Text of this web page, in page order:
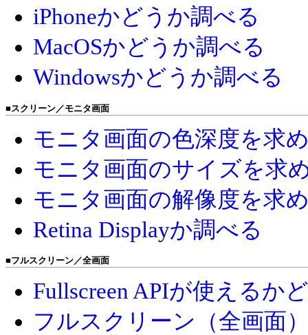
iPhoneかどうか調べる
MacOSかどうか調べる
Windowsかどうか調べる
■ スクリーン／モニタ画面
モニタ画面の色深度を求
モニタ画面のサイズを求
モニタ画面の解像度を求
Retina Displayか調べる
■フルスクリーン／全画面
Fullscreen APIが使えるか
フルスクリーン（全画面